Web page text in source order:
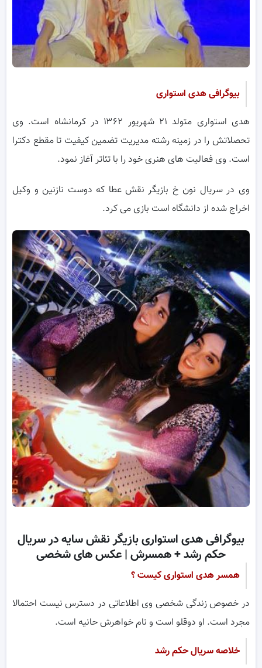
بیوگرافی هدی استواری
هدی استواری متولد ۲۱ شهریور ۱۳۶۲ در کرمانشاه است. وی
تحصلاتش را در زمینه رشته مدیریت تضمین کیفیت تا مقطع دکترا
است. وی فعالیت های هنری خود را با تئاتر آغاز نمود.
وی در سریال نون خ بازیگر نقش عطا که دوست نازنین و وکیل
اخراج شده از دانشگاه است بازی می کرد.
بیوگرافی هدی استواری بازیگر نقش سایه در سریال
حکم رشد + همسرش | عکس های شخصی
همسر هدی استواری کیست ؟
در خصوص زندگی شخصی وی اطلاعاتی در دسترس نیست احتمالا
مجرد است. او دوقلو است و نام خواهرش حانیه است.
خلاصه سریال حکم رشد